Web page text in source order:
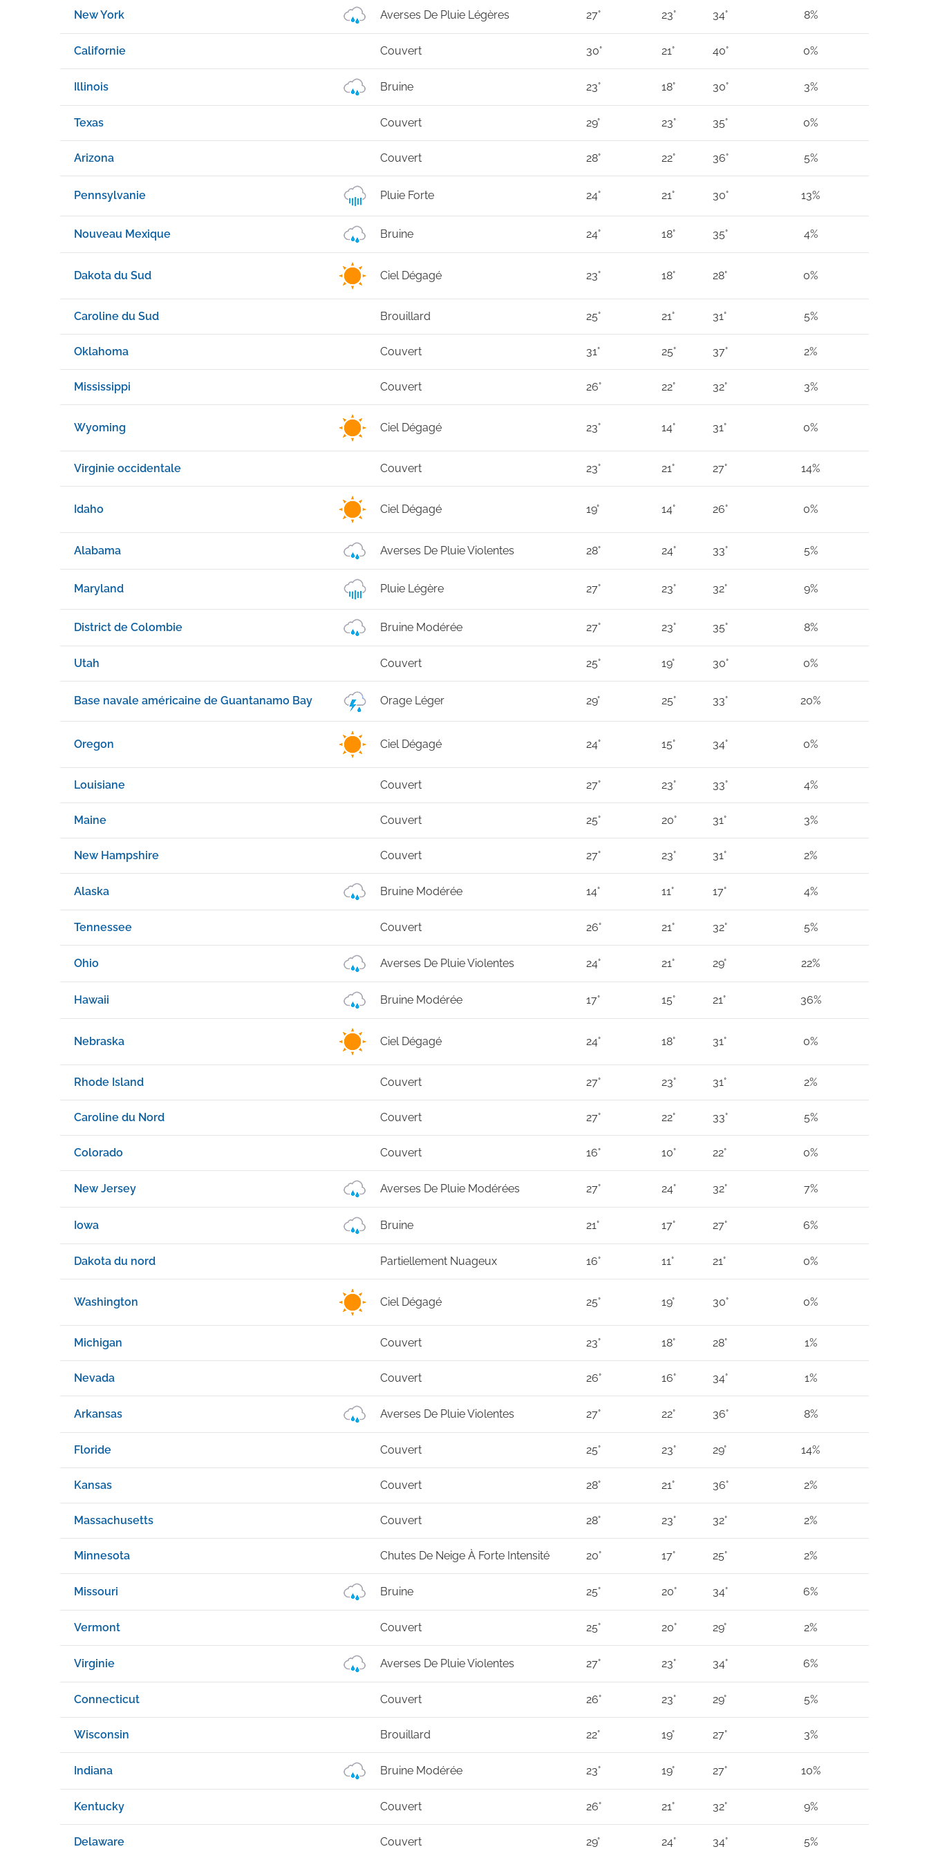
New York Averses De Pluie Légères 27° 23° 34° 8%
Californie Couvert 30° 21° 40° 0%
Illinois Bruine 23° 18° 30° 3%
Texas Couvert 29° 23° 35° 0%
Arizona Couvert 28° 22° 36° 5%
Pennsylvanie Pluie Forte 24° 21° 30° 13%
Nouveau Mexique Bruine 24° 18° 35° 4%
Dakota du Sud Ciel Dégagé 23° 18° 28° 0%
Caroline du Sud Brouillard 25° 21° 31° 5%
Oklahoma Couvert 31° 25° 37° 2%
Mississippi Couvert 26° 22° 32° 3%
Wyoming Ciel Dégagé 23° 14° 31° 0%
Virginie occidentale Couvert 23° 21° 27° 14%
Idaho Ciel Dégagé 19° 14° 26° 0%
Alabama Averses De Pluie Violentes 28° 24° 33° 5%
Maryland Pluie Légère 27° 23° 32° 9%
District de Colombie Bruine Modérée 27° 23° 35° 8%
Utah Couvert 25° 19° 30° 0%
Base navale américaine de Guantanamo Bay Orage Léger 29° 25° 33° 20%
Oregon Ciel Dégagé 24° 15° 34° 0%
Louisiane Couvert 27° 23° 33° 4%
Maine Couvert 25° 20° 31° 3%
New Hampshire Couvert 27° 23° 31° 2%
Alaska Bruine Modérée 14° 11° 17° 4%
Tennessee Couvert 26° 21° 32° 5%
Ohio Averses De Pluie Violentes 24° 21° 29° 22%
Hawaii Bruine Modérée 17° 15° 21° 36%
Nebraska Ciel Dégagé 24° 18° 31° 0%
Rhode Island Couvert 27° 23° 31° 2%
Caroline du Nord Couvert 27° 22° 33° 5%
Colorado Couvert 16° 10° 22° 0%
New Jersey Averses De Pluie Modérées 27° 24° 32° 7%
Iowa Bruine 21° 17° 27° 6%
Dakota du nord Partiellement Nuageux 16° 11° 21° 0%
Washington Ciel Dégagé 25° 19° 30° 0%
Michigan Couvert 23° 18° 28° 1%
Nevada Couvert 26° 16° 34° 1%
Arkansas Averses De Pluie Violentes 27° 22° 36° 8%
Floride Couvert 25° 23° 29° 14%
Kansas Couvert 28° 21° 36° 2%
Massachusetts Couvert 28° 23° 32° 2%
Minnesota Chutes De Neige À Forte Intensité 20° 17° 25° 2%
Missouri Bruine 25° 20° 34° 6%
Vermont Couvert 25° 20° 29° 2%
Virginie Averses De Pluie Violentes 27° 23° 34° 6%
Connecticut Couvert 26° 23° 29° 5%
Wisconsin Brouillard 22° 19° 27° 3%
Indiana Bruine Modérée 23° 19° 27° 10%
Kentucky Couvert 26° 21° 32° 9%
Delaware Couvert 29° 24° 34° 5%